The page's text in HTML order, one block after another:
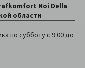
Noi Della
области
по субботу с 9:00 до